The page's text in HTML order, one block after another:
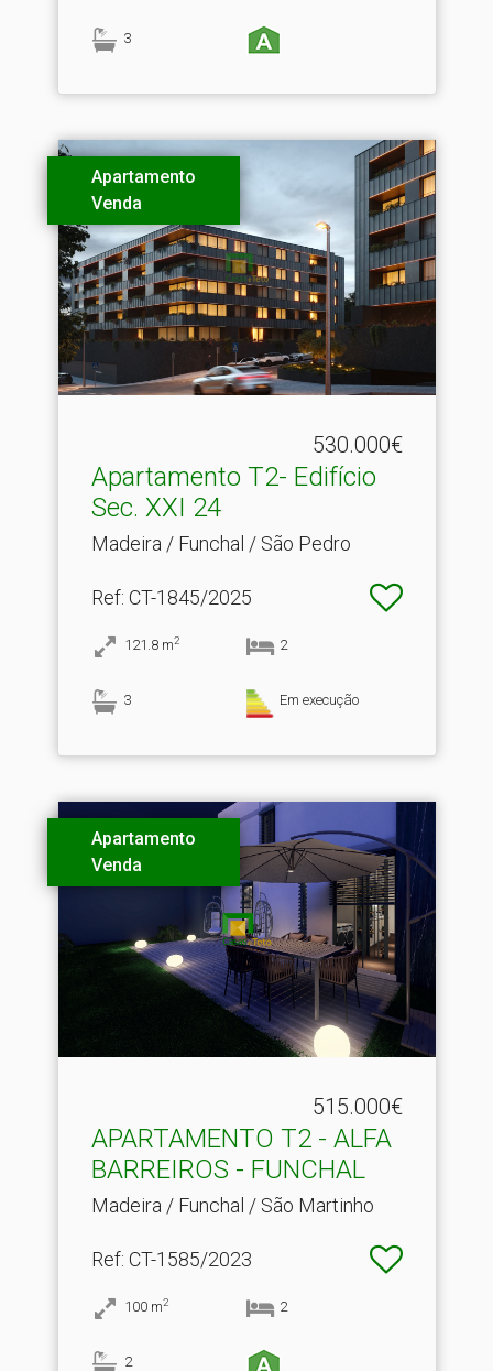
3
Apartamento
Venda
530.000€
Apartamento T2- Edifício
Sec.​ XXI 24
Madeira / Funchal / São Pedro
Ref: CT-1845/2025
121.8 m2 2
3 Em execução
Apartamento
Venda
515.000€
APARTAMENTO T2 - ALFA
BARREIROS - FUNCHAL
Madeira / Funchal / São Martinho
Ref: CT-1585/2023
100 m2 2
2